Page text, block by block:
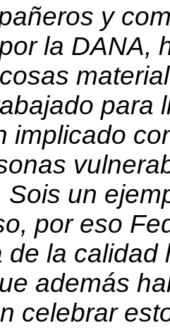
y
la DANA,
para
implicado
Sois un
por eso
de la
además
celebrar